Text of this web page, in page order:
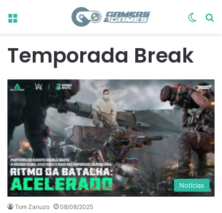
Menu
Temporada Break
Notícias
Tom Zanuzo 08/08/2025